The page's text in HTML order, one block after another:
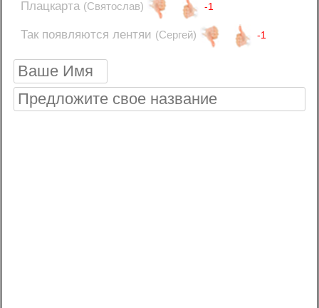
Плацкарта (Святослав) -1
Так появляются лентяи (Сергей) -1